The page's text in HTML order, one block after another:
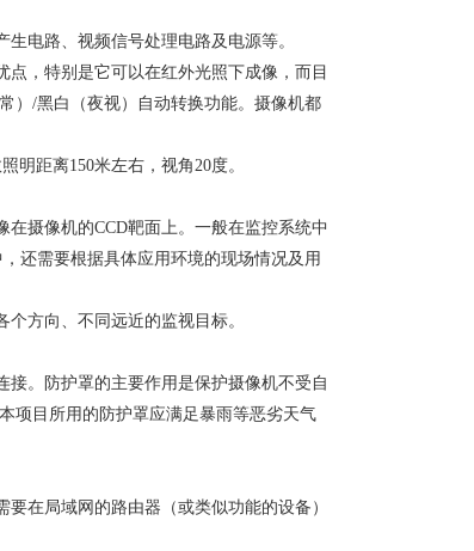
电路、视频信号处理电路及电源等。
，特别是它可以在红外光照下成像，而目
）/黑白（夜视）自动转换功能。摄像机都
明距离150米左右，视角20度。
摄像机的CCD靶面上。一般在监控系统中
还需要根据具体应用环境的现场情况及用
方向、不同远近的监视目标。
。防护罩的主要作用是保护摄像机不受自
项目所用的防护罩应满足暴雨等恶劣天气
在局域网的路由器（或类似功能的设备）